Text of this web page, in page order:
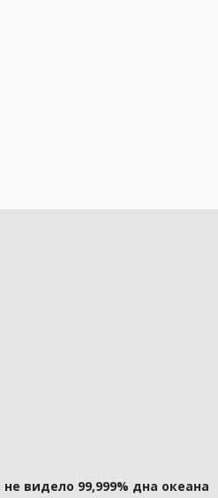
видело 99,999% дна океана